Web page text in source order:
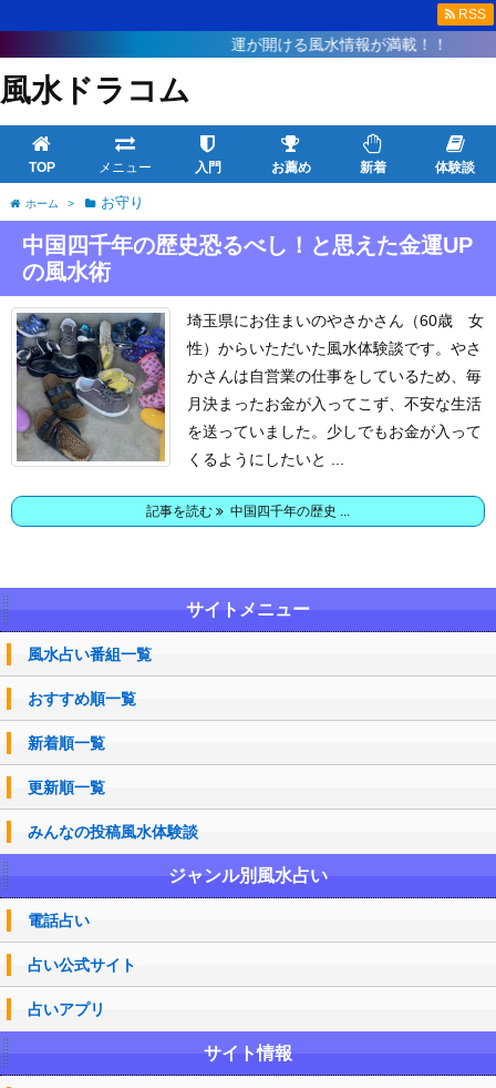
運が開ける風水情報が満載！！
風水ドラコム
TOP メニュー 入門 お薦め 新着 体験談
RSS
ホーム > お守り
中国四千年の歴史恐るべし！と思えた金運UP
の風水術
埼玉県にお住まいのやさかさん（60歳 女
性）からいただいた風水体験談です。 やさ
かさんは自営業の仕事をしているため、毎
月決まったお金が入ってこず、不安な生活
を送っていました。 少しでもお金が入って
くるようにしたいと ...
記事を読む 中国四千年の歴史 ...
サイトメニュー
風水占い番組一覧
おすすめ順一覧
新着順一覧
更新順一覧
みんなの投稿風水体験談
ジャンル別風水占い
電話占い
占い公式サイト
占いアプリ
サイト情報